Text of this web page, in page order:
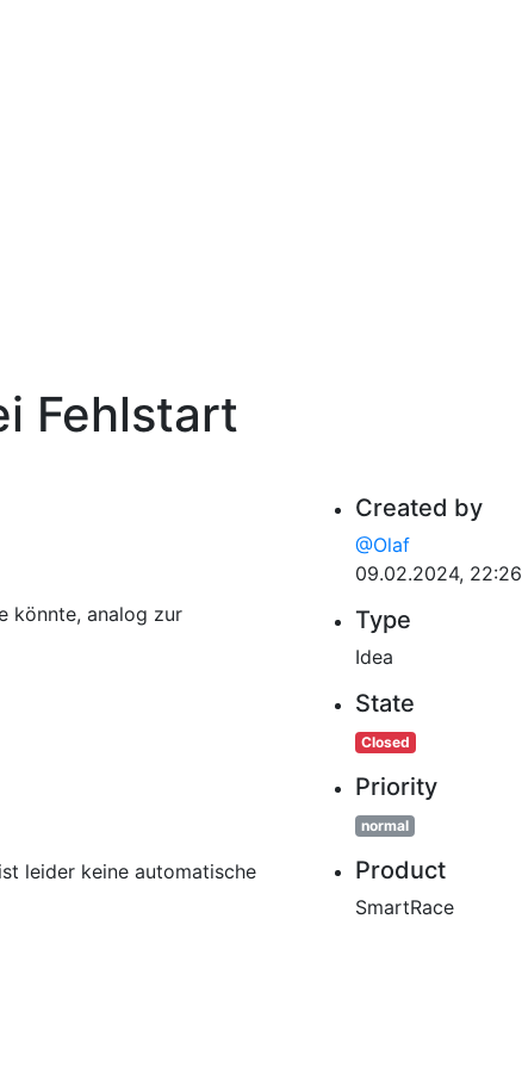
Fehlstart
könnte, analog zur
leider keine automatische
Created by
@Olaf
09.02.2024, 22:26
Type
Idea
State
Closed
Priority
normal
Product
SmartRace